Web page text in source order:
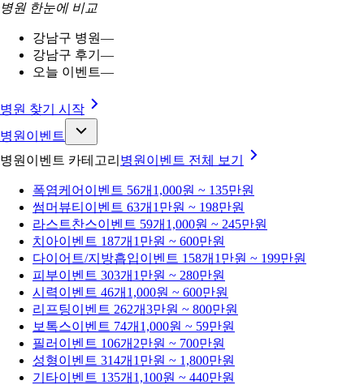
병원 한눈에 비교
강남구 병원—
강남구 후기 —
오늘 이벤트—
병원 찾기 시작
병원이벤트
병원이벤트 카테고리 병원이벤트 전체 보기
폭염케어 이벤트 56개 1,000원 ~ 135만원
썸머뷰티 이벤트 63개 1만원 ~ 198만원
라스트찬스이벤트 59개 1,000원 ~ 245만원
치아이벤트 187개 1만원 ~ 600만원
다이어트/지방흡입이벤트 158개 1만원 ~ 199만원
피부이벤트 303개 1만원 ~ 280만원
시력이벤트 46개 1,000원 ~ 600만원
리프팅이벤트 262개3만원 ~ 800만원
보톡스이벤트 74개 1,000원 ~ 59만원
필러 이벤트 106개 2만원 ~ 700만원
성형이벤트 314개 1만원 ~ 1,800만원
기타이벤트 135개 1,100원 ~ 440만원